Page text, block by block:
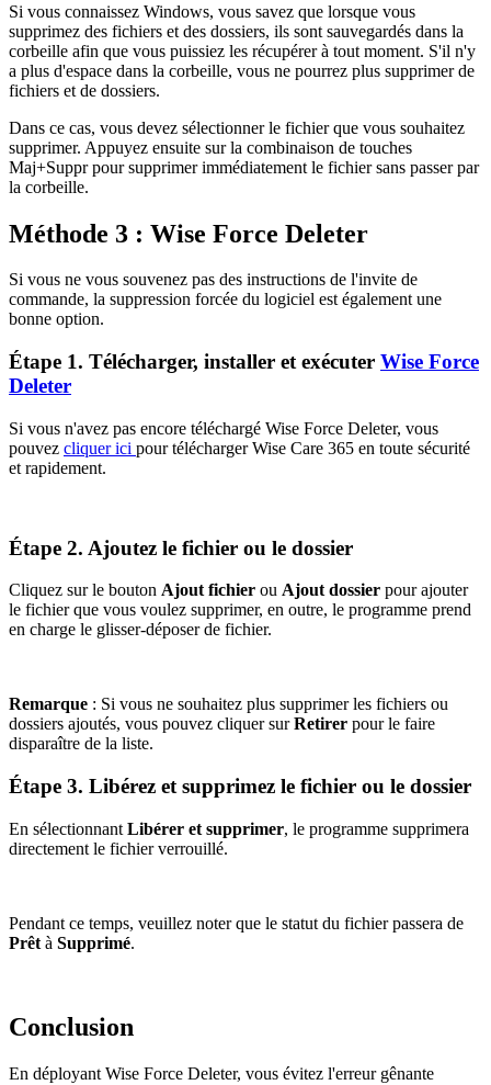
Si vous connaissez Windows, vous savez que lorsque vous
supprimez des fichiers et des dossiers, ils sont sauvegardés dans la
corbeille afin que vous puissiez les récupérer à tout moment. S'il n'y
a plus d'espace dans la corbeille, vous ne pourrez plus supprimer de
fichiers et de dossiers.
Dans ce cas, vous devez sélectionner le fichier que vous souhaitez
supprimer. Appuyez ensuite sur la combinaison de touches
Maj+Suppr pour supprimer immédiatement le fichier sans passer par
la corbeille.
Méthode 3 : Wise Force Deleter
Si vous ne vous souvenez pas des instructions de l'invite de
commande, la suppression forcée du logiciel est également une
bonne option.
Étape 1. Télécharger, installer et exécuter Wise Force
Deleter
Si vous n'avez pas encore téléchargé Wise Force Deleter, vous
pouvez cliquer ici pour télécharger Wise Care 365 en toute sécurité
et rapidement.
Étape 2. Ajoutez le fichier ou le dossier
Cliquez sur le bouton Ajout fichier ou Ajout dossier pour ajouter
le fichier que vous voulez supprimer, en outre, le programme prend
en charge le glisser-déposer de fichier.
Remarque : Si vous ne souhaitez plus supprimer les fichiers ou
dossiers ajoutés, vous pouvez cliquer surRetirer pour le faire
disparaître de la liste.
Étape 3. Libérez et supprimez le fichier ou le dossier
En sélectionnant Libérer et supprimer, le programme supprimera
directement le fichier verrouillé.
Pendant ce temps, veuillez noter que le statut du fichier passera de
Prêt à Supprimé.
Conclusion
En déployant Wise Force Deleter, vous évitez l'erreur gênante